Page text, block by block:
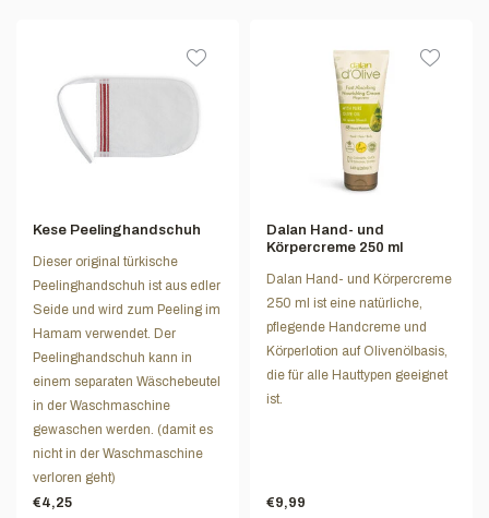
Kese Peelinghandschuh
Dieser original türkische
Peelinghandschuh ist aus edler
Seide und wird zum Peeling im
Hamam verwendet. Der
Peelinghandschuh kann in
einem separaten Wäschebeutel
in der Waschmaschine
gewaschen werden. (damit es
nicht in der Waschmaschine
verloren geht)
€4,25
Dalan Hand- und
Körpercreme 250 ml
Dalan Hand- und Körpercreme
250 ml ist eine natürliche,
pflegende Handcreme und
Körperlotion auf Olivenölbasis,
die für alle Hauttypen geeignet
ist.
€9,99